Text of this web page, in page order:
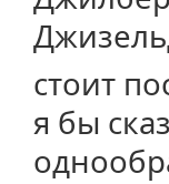
стоит
я бы